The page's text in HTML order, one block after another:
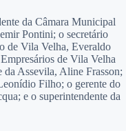
da Câmara Municipal
Pontini; o secretário
de Vila Velha, Everaldo
de Vila Velha
Assevila, Aline Frasson;
Filho; o gerente do
e o superintendente da